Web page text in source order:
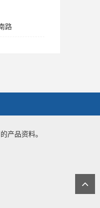
路
的产品资料。